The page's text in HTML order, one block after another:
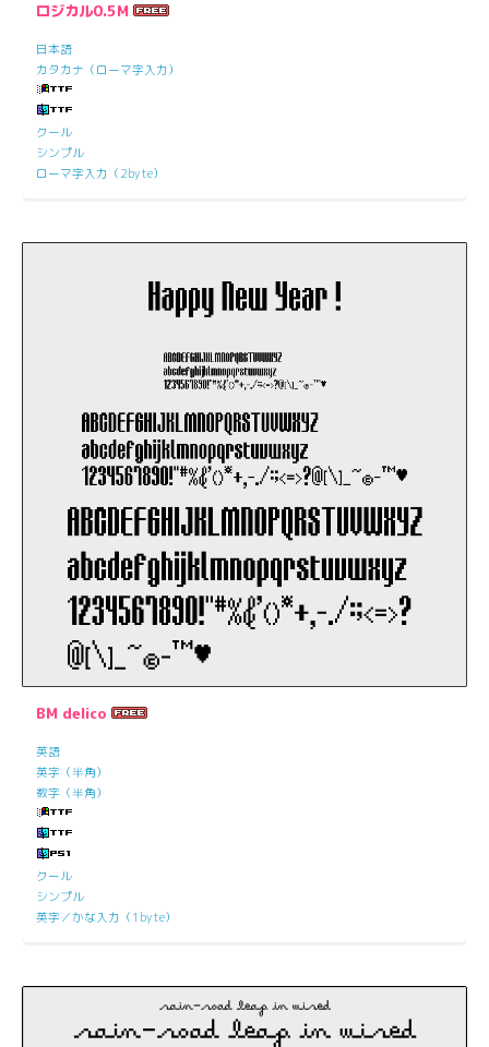
ロジカル0.5M
日本語
カタカナ（ローマ字入力）
クール
シンプル
ローマ字入力（2byte）
BM delico
英語
英字（半角）
数字（半角）
クール
シンプル
英字／かな入力（1byte）